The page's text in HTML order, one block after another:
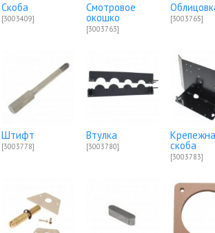
Скоба
[3003409]
Смотровое
окошко
[3003763]
[3003765]
Штифт
[3003778]
Втулка
[3003780] скоба
[3003783]